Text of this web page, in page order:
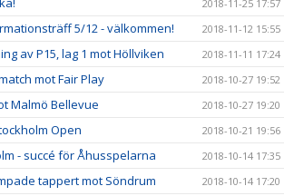
2018-11-25 17:57
5/12 - välkommen! 2018-11-12 15:55
av P15, lag 1 mot Höllviken 2018-11-11 17:24
mot Fair Play 2018-10-27 19:52
Malmö Bellevue 2018-10-27 19:20
Open 2018-10-21 19:56
- succé för Åhusspelarna 2018-10-14 17:35
tappert mot Söndrum 2018-10-14 17:20